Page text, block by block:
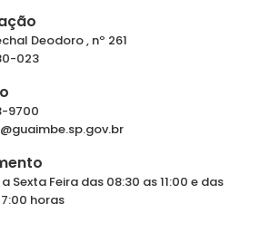
Deodoro , nº 261
023
9700
Sexta Feira das 08:30 as 11:00 e das
horas